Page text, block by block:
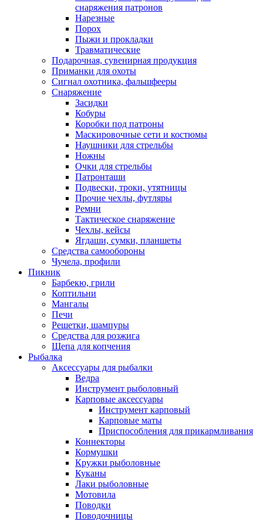
снаряжения патронов
Нарезные
Порох
Пыжи и прокладки
Травматические
Подарочная, сувенирная продукция
Приманки для охоты
Сигнал охотника, фальшфееры
Снаряжение
Засидки
Кобуры
Коробки под патроны
Маскировочные сети и костюмы
Наушники для стрельбы
Ножны
Очки для стрельбы
Патронташи
Подвески, троки, утятницы
Прочие чехлы, футляры
Ремни
Тактическое снаряжение
Чехлы, кейсы
Ягдаши, сумки, планшеты
Средства самообороны
Чучела, профили
Пикник
Барбекю, грили
Коптильни
Мангалы
Печи
Решетки, шампуры
Средства для розжига
Щепа для копчения
Рыбалка
Аксессуары для рыбалки
Ведра
Инструмент рыболовный
Карповые аксессуары
Инструмент карповый
Карповые маты
Приспособления для прикармливания
Коннекторы
Кормушки
Кружки рыболовные
Куканы
Лаки рыболовные
Мотовила
Поводки
Поводочницы